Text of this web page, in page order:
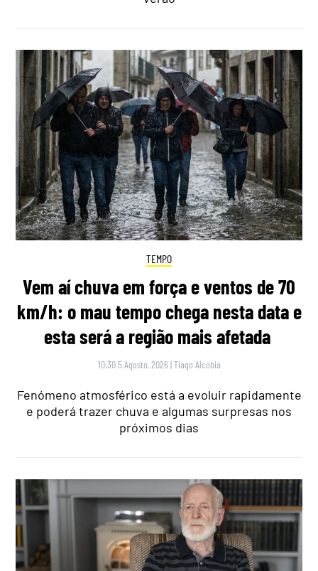
TEMPO
Vem aí chuva em força e ventos de 70
km/h: o mau tempo chega nesta data e
esta será a região mais afetada
10:30 5 Agosto, 2026 |Tiago Alcobia
Fenómeno atmosférico está a evoluir rapidamente
e poderá trazer chuva e algumas surpresas nos
próximos dias